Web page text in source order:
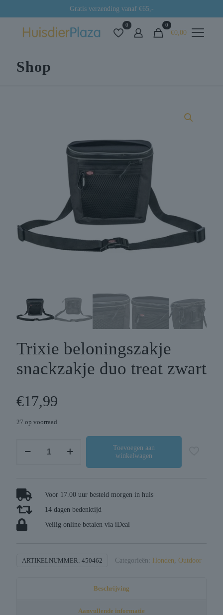
Gratis verzending vanaf €65,-
0 0
€0,00
Shop
Trixie beloningszakje
snackzakje duo treat zwart
€17,99
27 op voorraad
treat
zwart
aantal
Toevoegen aan
winkelwagen
Voor 17.00 uur besteld morgen in huis
14 dagen bedenktijd
Veilig online betalen via iDeal
ARTIKELNUMMER: 450462 Categorieën: Honden Outdoor
Beschrijving
Aanvullende informatie